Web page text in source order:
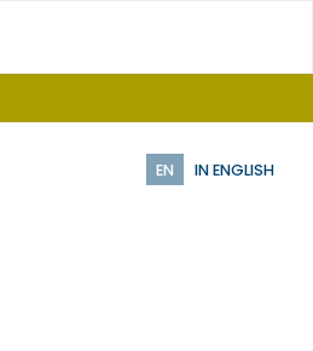
EN IN ENGLISH